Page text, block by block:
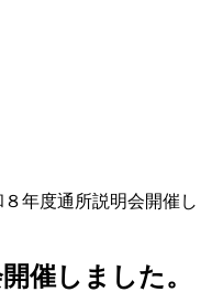
８年度通所説明会開催し
催しました。